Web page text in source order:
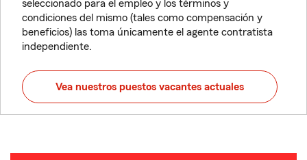
seleccionado para el empleo y los términos y
condiciones del mismo (tales como compensación y
beneficios) las toma únicamente el agente contratista
independiente.
Vea nuestros puestos vacantes actuales